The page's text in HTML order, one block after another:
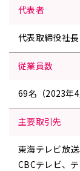
代表者
代表取締役社
従業員数
69名（2023年4
主要取引先
東海テレビ放
CBCテレビ、